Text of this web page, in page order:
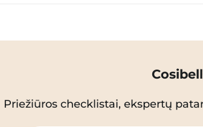
Priežiūros checklistai, ekspertų